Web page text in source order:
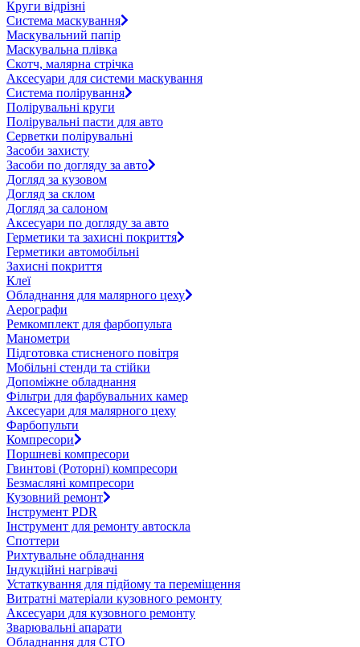
Круги відрізні
Система маскування
Маскувальний папір
Маскувальна плівка
Скотч, малярна стрічка
Аксесуари для системи маскування
Система полірування
Полірувальні круги
Полірувальні пасти для авто
Серветки полірувальні
Засоби захисту
Засоби по догляду за авто
Догляд за кузовом
Догляд за склом
Догляд за салоном
Аксесуари по догляду за авто
Герметики та захисні покриття
Герметики автомобільні
Захисні покриття
Клеї
Обладнання для малярного цеху
Аерографи
Ремкомплект для фарбопульта
Манометри
Підготовка стисненого повітря
Мобільні стенди та стійки
Допоміжне обладнання
Фільтри для фарбувальних камер
Аксесуари для малярного цеху
Фарбопульти
Компресори
Поршневі компресори
Гвинтові (Роторні) компресори
Безмасляні компресори
Кузовний ремонт
Інструмент PDR
Інструмент для ремонту автоскла
Споттери
Рихтувальне обладнання
Індукційні нагрівачі
Устаткування для підйому та переміщення
Витратні матеріали кузовного ремонту
Аксесуари для кузовного ремонту
Зварювальні апарати
Обладнання для СТО